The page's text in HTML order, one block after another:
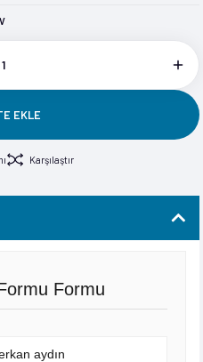
EKLE
Karşılaştır
Formu
aydın